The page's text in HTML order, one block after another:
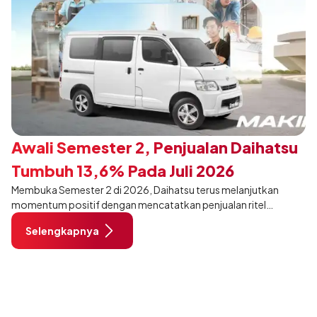
Awali Semester 2, Penjualan Daihatsu
Tumbuh 13,6% Pada Juli 2026
Membuka Semester 2 di 2026, Daihatsu terus melanjutkan
momentum positif dengan mencatatkan penjualan ritel
sebanyak 12.750 unit pada Juli 2026. Capaian tersebut tumbuh
13,6% dibandingkan periode yang sama tahun lalu sebanyak
11.220 unit, dan tetap stabil dibandingkan bulan Juni 2026 lalu.
Selengkapnya